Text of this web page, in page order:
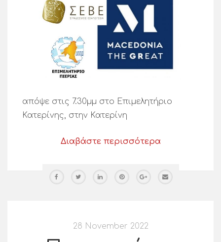
απόψε στις 7.30μμ στο Επιμελητήριο
Κατερίνης, στην Κατερίνη
Διαβάστε περισσότερα
28 November 2022